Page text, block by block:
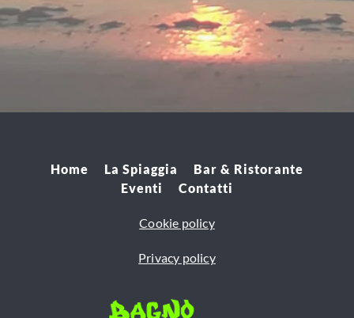
Home La Spiaggia
Bar & Ristorante
Eventi
Contatti
Cookie policy
Privacy policy